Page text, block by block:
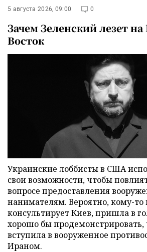
5 августа 2026, 09:00 0
Зачем Зеленский лезет
Восток
Украинские лоббисты в США
свои возможности, чтобы
вопросе предоставления
нанимателям. Вероятно, кому-то
консультирует Киев, пришла в
хорошо бы продемонстрировать,
вступила в вооруженное
Ираном.